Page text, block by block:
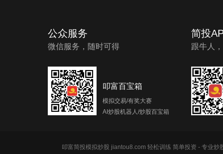
公众服务
微信服务，随时可得
叩富百宝箱
模拟交易/有奖大赛
AI炒股机器人/炒股百宝箱
简投
跟牛人
叩富简投模拟炒股 jiantou8.com 轻松训练 简单投资 - 专业炒